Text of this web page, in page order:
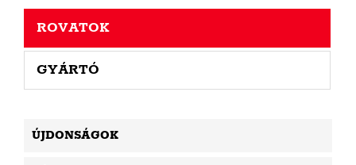
ROVATOK
GYÁRTÓ
ÚJDONSÁGOK